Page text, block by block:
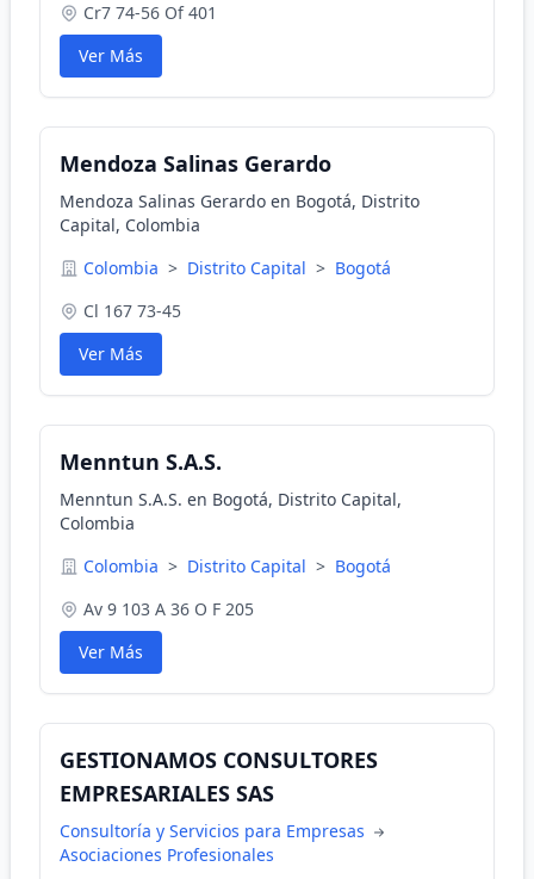
Cr7 74-56 Of 401
Ver Más
Mendoza Salinas Gerardo
Mendoza Salinas Gerardo en Bogotá, Distrito
Capital, Colombia
Colombia > Distrito Capital > Bogotá
Cl 167 73-45
Ver Más
Menntun S.A.S.
Menntun S.A.S. en Bogotá, Distrito Capital,
Colombia
Colombia > Distrito Capital > Bogotá
Av 9 103 A 36 O F 205
Ver Más
GESTIONAMOS CONSULTORES
EMPRESARIALES SAS
Consultoría y Servicios para Empresas
Asociaciones Profesionales